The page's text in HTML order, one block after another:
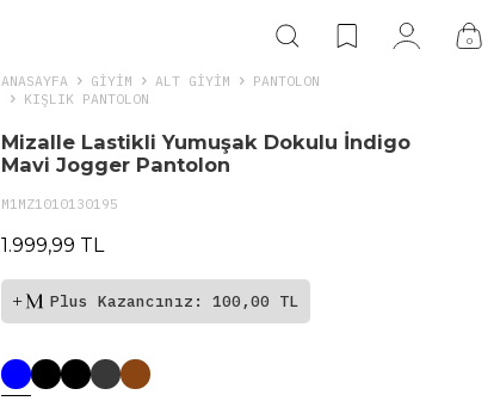
0
ANASAYFA GIYIM ALT GİYİM
PANTOLON
KIŞLIK PANTOLON
Mizalle Lastikli Yumuşak Dokulu İndigo
Mavi Jogger Pantolon
M1MZ1010130195
1.999,99 TL
Plus Kazancınız: 100,00 TL